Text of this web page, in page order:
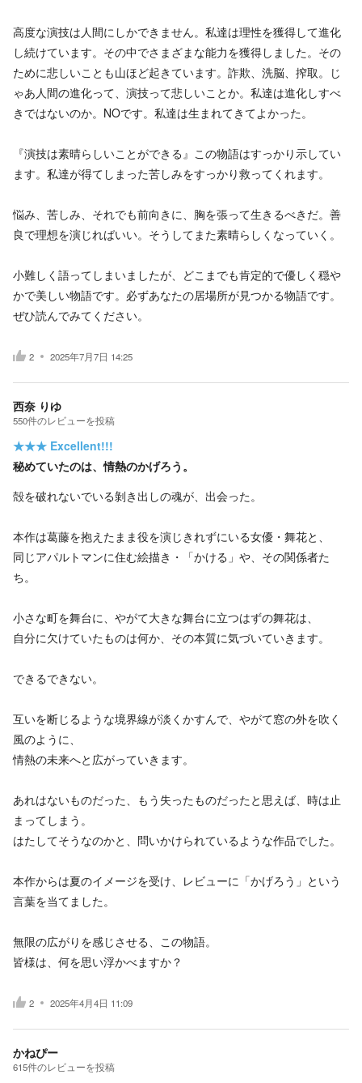
高度な演技は人間にしかできません。私達は理性を獲得して進化
し続けています。その中でさまざまな能力を獲得しました。その
ために悲しいことも山ほど起きています。詐欺、洗脳、搾取。じ
ゃあ人間の進化って、演技って悲しいことか。私達は進化しすべ
きではないのか。NOです。私達は生まれてきてよかった。
『演技は素晴らしいことができる』この物語はすっかり示してい
ます。私達が得てしまった苦しみをすっかり救ってくれます。
悩み、苦しみ、それでも前向きに、胸を張って生きるべきだ。善
良で理想を演じればいい。そうしてまた素晴らしくなっていく。
小難しく語ってしまいましたが、どこまでも肯定的で優しく穏や
かで美しい物語です。必ずあなたの居場所が見つかる物語です。
ぜひ読んでみてください。
2 2025年7月7日 14:25
西奈 りゆ
550件のレビューを投稿
★★★ Excellent!!!
秘めていたのは、情熱のかげろう。
殻を破れないでいる剝き出しの魂が、出会った。
本作は葛藤を抱えたまま役を演じきれずにいる女優・舞花と、
同じアパルトマンに住む絵描き・「かける」や、その関係者た
ち。
小さな町を舞台に、やがて大きな舞台に立つはずの舞花は、
自分に欠けていたものは何か、その本質に気づいていきます。
できるできない。
互いを断じるような境界線が淡くかすんで、やがて窓の外を吹く
風のように、
情熱の未来へと広がっていきます。
あれはないものだった、もう失ったものだったと思えば、時は止
まってしまう。
はたしてそうなのかと、問いかけられているような作品でした。
本作からは夏のイメージを受け、レビューに「かげろう」という
言葉を当てました。
無限の広がりを感じさせる、この物語。
皆様は、何を思い浮かべますか？
2 2025年4月4日 11:09
かねぴー
615件のレビューを投稿